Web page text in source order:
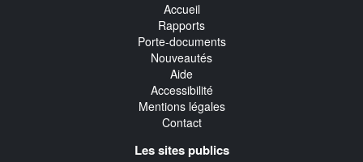
Accueil
Rapports
Porte-documents
Nouveautés
Aide
Accessibilité
Mentions légales
Contact
Les sites publics